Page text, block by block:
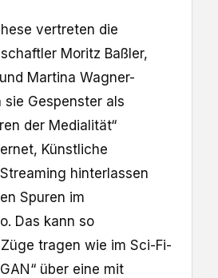
vertreten die
Moritz Baßler,
Martina Wagner-
sie Gespenster als
der Medialität“
Künstliche
hinterlassen
Spuren im
Das kann so
tragen wie im Sci-Fi-
über eine mit